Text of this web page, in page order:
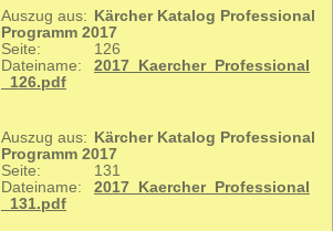
Auszug aus:
Kärcher Katalog Professional
Programm 2017
Seite:
126
Dateiname:
2017_Kaercher_Professional
_126.pdf
Auszug aus:
Kärcher Katalog Professional
Programm 2017
Seite:
131
Dateiname:
2017_Kaercher_Professional
_131.pdf